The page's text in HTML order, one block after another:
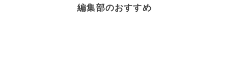
編集部のおすすめ